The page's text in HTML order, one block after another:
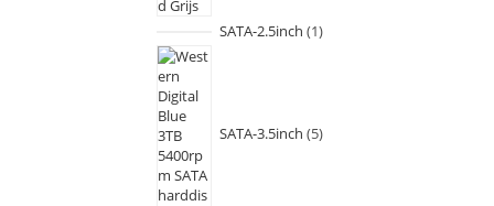
SATA-2.5inch 1
SATA-3.5inch 5